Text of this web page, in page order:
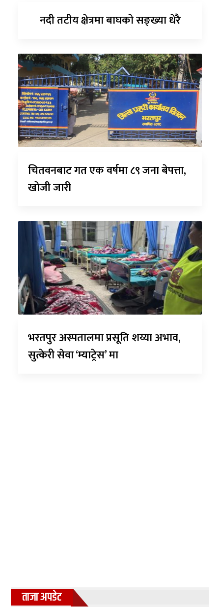
नदी तटीय क्षेत्रमा बाघको सङ्ख्या धेरै
चितवनबाट गत एक वर्षमा ८९ जना बेपत्ता,
खोजी जारी
भरतपुर अस्पतालमा प्रसूति शय्या अभाव,
सुत्केरी सेवा ‘म्याट्रेस’ मा
ताजा अपडेट